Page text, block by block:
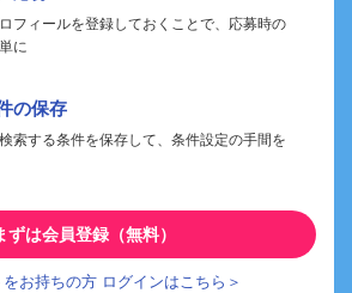
フィールを登録しておくことで、応募時の
に
の保存
索する条件を保存して、条件設定の手間を
ずは会員登録（無料）
お持ちの方 ログインはこちら＞